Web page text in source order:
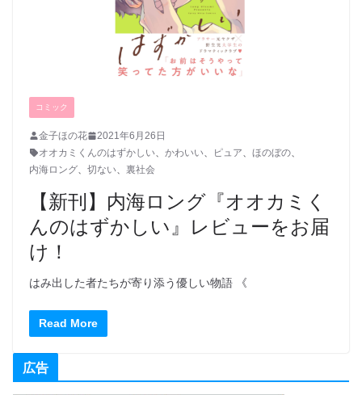
コミック
金子ほの花
2021年6月26日
オオカミくんのはずかしい
かわいい ピュア ほのぼの
内海ロング
切ない 裏社会
【新刊】内海ロング『オオカミく
んのはずかしい』レビューをお届
け！
はみ出した者たちが寄り添う優しい物語 《
Read More
広告